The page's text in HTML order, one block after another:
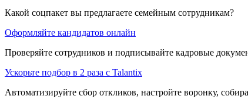
Какой соцпакет вы предлагаете семейным сотрудникам?
Оформляйте кандидатов онлайн
Проверяйте сотрудников и подписывайте кадровые
Ускорьте подбор в 2 раза с Talantix
Автоматизируйте сбор откликов, настройте воронку,